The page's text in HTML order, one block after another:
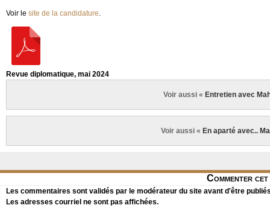
Voir le site de la candidature.
Revue diplomatique, mai 2024
Voir aussi « Entretien avec
Voir aussi « En aparté avec..
Commenter
Les commentaires sont validés par le modérateur du site avant d'être
Les adresses courriel ne sont pas affichées.